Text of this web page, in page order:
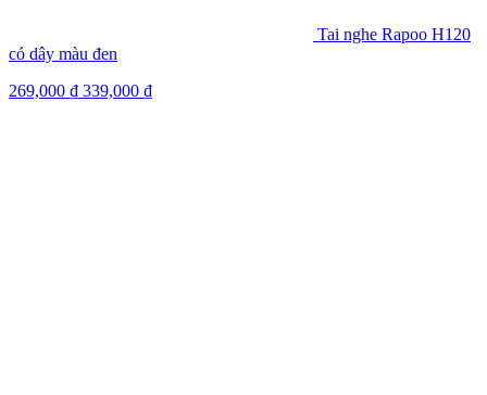
Tai nghe Rapoo H120
có dây màu đen
269,000 ₫ 339,000 ₫